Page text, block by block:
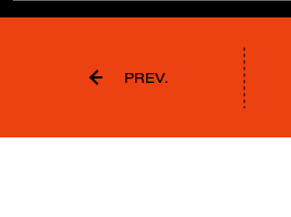
PREV.